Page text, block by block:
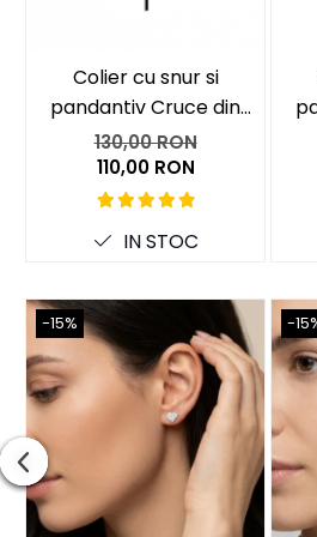
Coliere cu pietre semiprețioase
Colier cu snur si
pandantiv Cruce din
Argint 925 cu Email
Negru
130,00 RON
110,00 RON
IN STOC
-15% -